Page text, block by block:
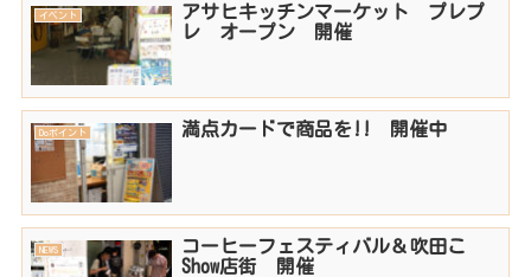
イベント
アサヒキッチンマーケット プレプ
レ オープン 開催
Doポイント 満点カードで商品を!! 開催中
NEWS
コーヒーフェスティバル＆吹田こ
Show店街 開催